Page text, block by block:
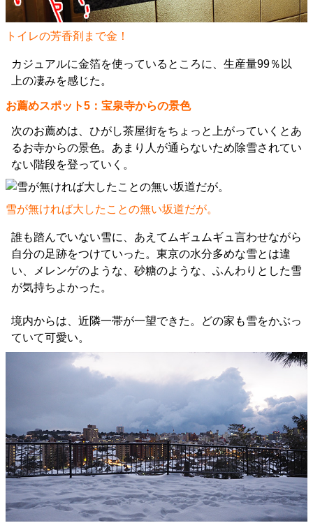
トイレの芳香剤まで金！
カジュアルに金箔を使っているところに、生産量99％以
上の凄みを感じた。
お薦めスポット5：宝泉寺からの景色
次のお薦めは、ひがし茶屋街をちょっと上がっていくとあ
るお寺からの景色。あまり人が通らないため除雪されてい
ない階段を登っていく。
雪が無ければ大したことの無い坂道だが。
誰も踏んでいない雪に、あえてムギュムギュ言わせながら
自分の足跡をつけていった。東京の水分多めな雪とは違
い、メレンゲのような、砂糖のような、ふんわりとした雪
が気持ちよかった。
境内からは、近隣一帯が一望できた。どの家も雪をかぶっ
ていて可愛い。